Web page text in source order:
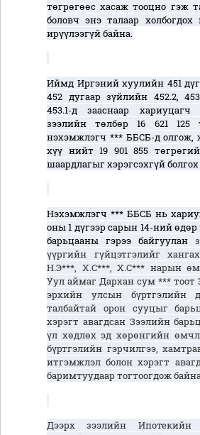
төгрөгөөс хасаж тооцно гэж
боловч энэ талаар
ирүүлээгүй байна.
Иймд Иргэний хуулийн 451
452 дугаар зүйлийн 452.2,
453.1-д зааснаар хариуцагч
зээлийн төлбөр 16 621 125
нэхэмжлэгч *** ББСБ-д олгож,
хүү нийт 19 901 855
шаардлагыг хэрэгсэхгүй
Нэхэмжлэгч *** ББСБ нь
оны 1 дүгээр сарын 14-ний
барьцааны гэрээ байгуулан
үүргийн гүйцэтгэлийг
Н.Э***, Х.С***, Х.С*** нарын
Уул аймаг Дархан сум *** тоот
эрхийн улсын бүртгэлийн
талбайтай орон сууцыг
хэрэгт авагдсан Зээлийн
үл хөдлөх эд хөрөнгийн
бүртгэлийн гэрчилгээ,
итгэмжлэл болон хэрэгт
баримтуудаар тогтоогдож
Дээрх зээлийн Ипотекийн